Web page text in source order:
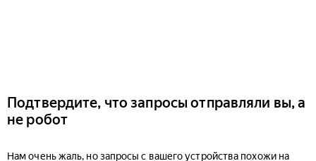
Подтвердите, что запросы отправляли вы, а
не робот
Нам очень жаль, но запросы с вашего устройства похожи на